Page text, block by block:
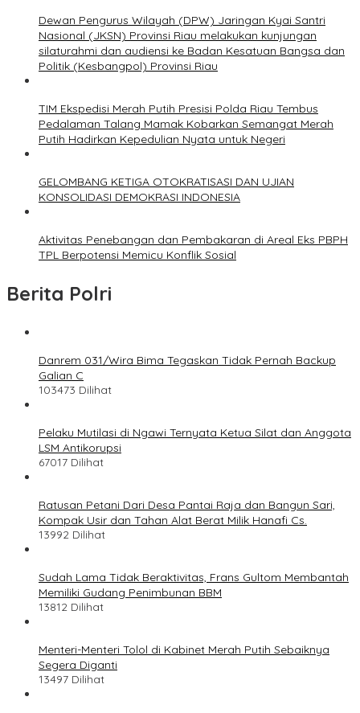
Dewan Pengurus Wilayah (DPW) Jaringan Kyai Santri
Nasional (JKSN) Provinsi Riau melakukan kunjungan
silaturahmi dan audiensi ke Badan Kesatuan Bangsa dan
Politik (Kesbangpol) Provinsi Riau
TIM Ekspedisi Merah Putih Presisi Polda Riau Tembus
Pedalaman Talang Mamak Kobarkan Semangat Merah
Putih Hadirkan Kepedulian Nyata untuk Negeri
GELOMBANG KETIGA OTOKRATISASI DAN UJIAN
KONSOLIDASI DEMOKRASI INDONESIA
Aktivitas Penebangan dan Pembakaran di Areal Eks PBPH
TPL Berpotensi Memicu Konflik Sosial
Berita Polri
Danrem 031/Wira Bima Tegaskan Tidak Pernah Backup
Galian C
103473 Dilihat
Pelaku Mutilasi di Ngawi Ternyata Ketua Silat dan Anggota
LSM Antikorupsi
67017 Dilihat
Ratusan Petani Dari Desa Pantai Raja dan Bangun Sari,
Kompak Usir dan Tahan Alat Berat Milik Hanafi Cs.
13992 Dilihat
Sudah Lama Tidak Beraktivitas, Frans Gultom Membantah
Memiliki Gudang Penimbunan BBM
13812 Dilihat
Menteri-Menteri Tolol di Kabinet Merah Putih Sebaiknya
Segera Diganti
13497 Dilihat